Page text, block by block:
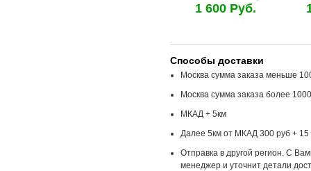
1 600 Руб.
Способы доставки
Москва сумма заказа меньше
Москва сумма заказа более
МКАД + 5км
Далее 5км от МКАД 300 руб + 15
Отправка в другой регион. С
менеджер и уточнит детали